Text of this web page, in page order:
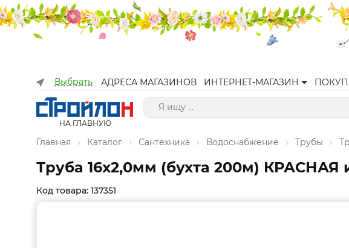
Выбрать АДРЕСА МАГАЗИНОВ ИНТЕРНЕТ-МАГАЗИН
НА ГЛАВНУЮ
Главная Каталог Сантехника Водоснабжение Трубы
Труба 16х2,0мм (бухта 200м) КРАСНАЯ
Код товара: 137351